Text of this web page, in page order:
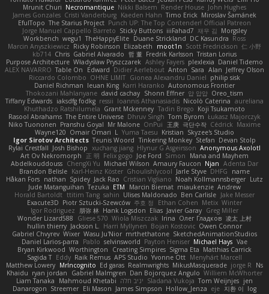
Mrunit Churi Necromantique Nikki Balsem Render House John Hughes
James Gonzales Cristi Vanderburg Kaeden Hahn Timo Erick Miroslav Šamánek
EfulTopo The Starius Project Punch UP: The Top Contender! Official Patreon
Jorge Manuel Cappello Barreto Sticky Buttons iiiFahad7 재우 김 Morgsley
Workbench wegu1 TheHappyElite Duane Strickland DC Kasundra Ross
Marcin Anyszkiewicz Ricky Robinson Elizabeth moot1n Scott Fredrickson 仁 小野
kb714 Chris Gabriel Alvarado 哲 董 Fredrik Karlsson Tristan Lorius
Purpose Architecture Władysław Pryszczarek Ashley Fayers plexlexia Daniel Tidemo
ALEX NAVARRO Table On Edward Didier Aerlebout Anton Sara Alan Jeffrey Olson
Riccardo Colombo OHNE LIMIT Gionea Alexandru Daniel philip sisk
Daniel Richman Ieuan King Karri Haranko Autonomous Frontier
Thokozani Mahlanyane david cachay Shonn Effner 얍 얍얍 Oreo_tism
Tiffany Edwards iaksdfg fodkg ressii Ioannis Athanasiadis Nicolò Caterina aureliana
Khuthadzo Ratshilumela Grant Mckenney Tadin Brego Koji Tsukamoto
Rasool Abrahams The Entire Universe Dhruv Singh Tom Byrom Łukasz Majorczyk
Niko Tuononen Pranshu Goyal Mr Malone OnPui 王庚 극단수작 Cédrick Maxime
Wayne120 Omair Omari L Yuma Taesu Kristian Skyzee's Studio
Igor Sirotov Architects Teunis Woord Tinkering Monkey Stefan Devan Stolp
Rylai Crestfall Josh Bishop xuchang jiang Hlynur G Asgeirsson Anonymous Axolotl
Art Ov Nekromorph
正 明 Felix gogo Joe Ford Simon
Mana and Mayhem
Abdelkouddouss ChengXi Yu Michael Wilson Amaury Faucon Njan Adenta Dar
Brandon Belisle Karl-Heinz Köster Ghoulishlycool Jarle Styve DHFG
name
Håkan Fors nathan Spidey Jack Rao Cristian Vigliano Noah Kollmannsberger Lutz
Jude Matanguihan Tezuka ETM Marcin Biernat miaukenzie Andrew
Horald Bartoldt ttitim Tang sahin Ulises Maldonado Ben Carlisle Jake Messer
Exacute3D Piotr Sztucki-Szewców 주호 정 Ethan Cohen Metix Winter
Igor Rodriguez
朋弥 林 Hank Logsdon Elias Javier Garay Greg Miller
Wonder Lizard588
Gliese 570 Wiola Miszczak Irina Олег Гладков 凌太 上村
hullin thierry Jackson L. Harri Myllynen Bojan Kostovic Owen Connor
Gabriel Chvyrev Wixer Wasu Ju'Nior mrthethatone SketchedAnimationStudios
Daniel Larios-parra
Pablo selvinsworld Payton Heniser Michael Hays Vae
Bryan Kirkwood Worthington Creating Simpires Sigma Eta Matthias Carrick
Sagida T Eddy Raik Remus APS Studio Yvonne Ott Menyhárt Marcell
Matthew Lowery MrIncognito Ed garas Realmwrights MikusMasquerade jorge R
Ns
Khaidu ryan jordan Gabriel Malmgren Dan Bojorquez Angulo Williem McWhorter
Liam Tanaka
Mahmoud Khetabi יניב חלה Sladana Vukoja Tom Weijnjes jen
Danarogon Streemer Eli Mason James Simpson Hollow_Jenza eje 지환 이 log